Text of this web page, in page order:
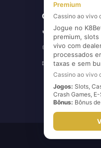
CONTATO
📞 (11) 5626-
💬 (11) 96720-
✉ E-mail
Premium
Cassino ao vivo
Jogue no
premium, slots
vivo com
processados
taxas e sem
Cassino ao vivo
Jogos: Slots,
Crash Games,
Bônus: Bônus